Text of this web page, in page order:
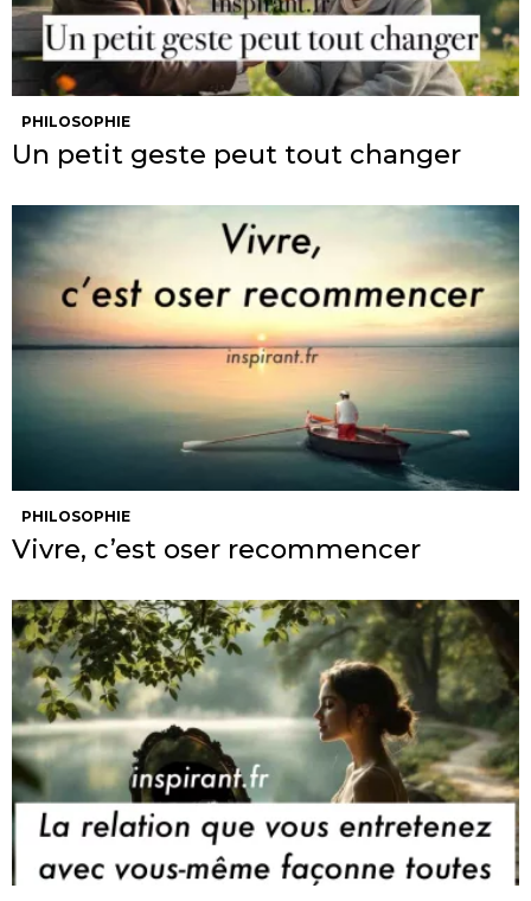
PHILOSOPHIE
Un petit geste peut tout changer
PHILOSOPHIE
Vivre, c’est oser recommencer